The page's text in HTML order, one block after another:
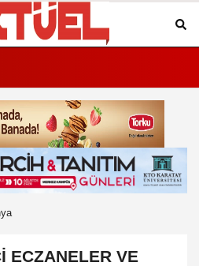
ECZANELER VE